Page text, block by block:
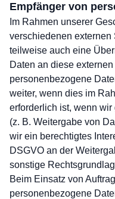
Empfänger von
Im Rahmen unserer
verschiedenen
teilweise auch eine
Daten an diese
personenbezogene
weiter, wenn dies im
erforderlich ist, wenn
(z. B. Weitergabe von
wir ein berechtigtes
DSGVO an der
sonstige
Beim Einsatz von
personenbezogene